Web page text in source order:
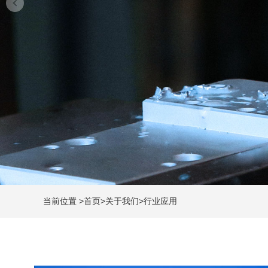
当前位置 >首页>关于我们>行业应用